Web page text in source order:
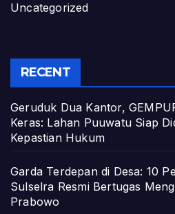
Uncategorized
RECENT
Geruduk Dua Kantor,
Keras: Lahan Puuwatu Siap
Kepastian Hukum
Garda Terdepan di Desa: 10
Sulselra Resmi Bertugas
Prabowo